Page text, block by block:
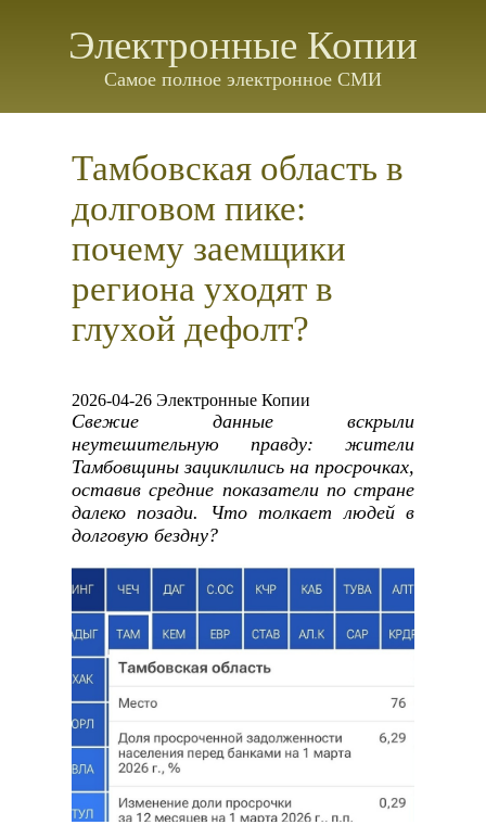
Электронные Копии
Самое полное электронное СМИ
Тамбовская область в
долговом пике:
почему заемщики
региона уходят в
глухой дефолт?
2026-04-26 Электронные Копии
Свежие данные вскрыли
неутешительную правду: жители
Тамбовщины зациклились на просрочках,
оставив средние показатели по стране
далеко позади. Что толкает людей в
долговую бездну?